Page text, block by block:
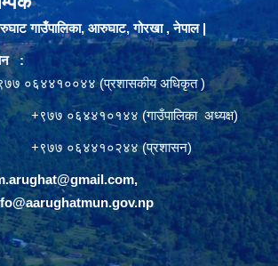
गाउँपालिका, आरुघाट, गोरखा , नेपाल |
:
०६४४१००४४ (प्रशासकीय अधिकृत )
०६४४१०१४४ (गाउँपालिका अध्यक्ष)
०६४४१०२४४ (प्रशासन)
,